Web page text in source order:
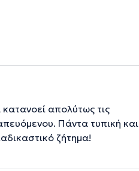
απολύτως τις
Πάντα τυπική και
ζήτημα!